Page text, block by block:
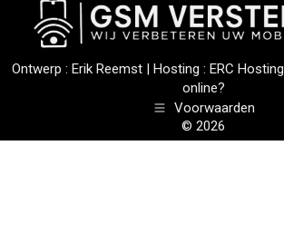
Ontwerp : Erik Reemst| Hosting : ERC Hosting
online?
Voorwaarden
© 2026